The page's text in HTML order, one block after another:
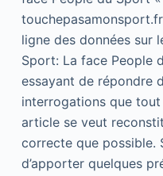
ligne des données sur
Sport: La face People
essayant de répondre
interrogations que
article se veut
correcte que possible.
d’apporter quelques